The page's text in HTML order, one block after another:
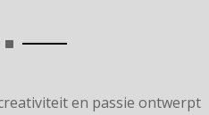
en passie ontwerpt